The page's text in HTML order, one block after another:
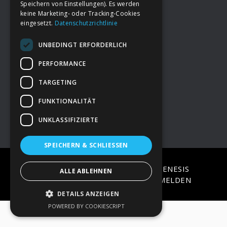
FooterDeine Spende
→ Impressum
→Kontakt zum PAO Team
COPYRIGHT © 2026 · ON
GENESIS
FRAMEWORK·WORDPRESS·ANMELDEN
Speichern von Einstellungen). Es werden
keine Marketing- oder Tracking-Cookies
eingesetzt. Datenschutzrichtlinie
UNBEDINGT ERFORDERLICH
PERFORMANCE
TARGETING
FUNKTIONALITÄT
UNKLASSIFIZIERTE
SPEICHERN & SCHLIESSEN
ALLE ABLEHNEN
DETAILS ANZEIGEN
POWERED BY COOKIESCRIPT